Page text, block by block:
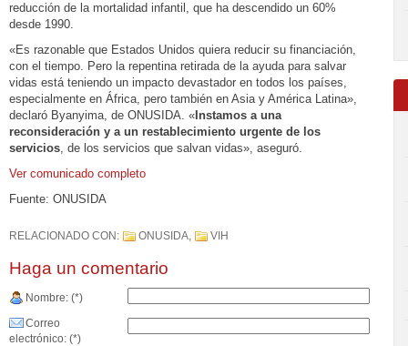
reducción de la mortalidad infantil, que ha descendido un 60%
desde 1990.
«Es razonable que Estados Unidos quiera reducir su financiación,
con el tiempo. Pero la repentina retirada de la ayuda para salvar
vidas está teniendo un impacto devastador en todos los países,
especialmente en África, pero también en Asia y América Latina»,
declaró Byanyima, de ONUSIDA. « Instamos a una
reconsideración y a un restablecimiento urgente de los
servicios, de los servicios que salvan vidas», aseguró.
Ver comunicado completo
Fuente: ONUSIDA
RELACIONADO CON: ONUSIDA, VIH
Haga un comentario
Nombre: (*)
Correo
electrónico: (*)